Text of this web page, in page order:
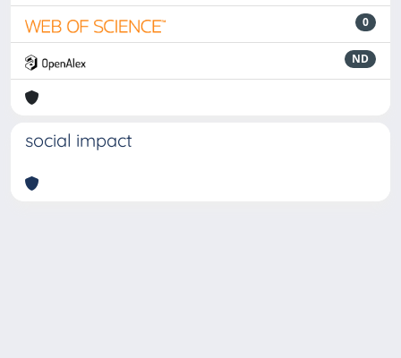
0
ND
social impact